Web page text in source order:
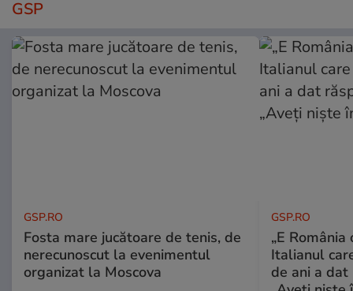
GSP
GSP.RO
Fosta mare jucătoare de tenis, de
nerecunoscut la evenimentul
organizat la Moscova
GSP.RO
„E
Italianul
de ani a